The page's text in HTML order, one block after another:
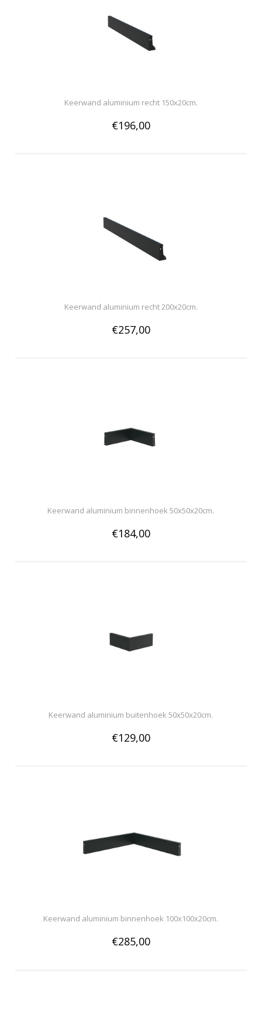
Keerwand aluminium recht 150x20cm.
€196,00
Keerwand aluminium recht 200x20cm.
€257,00
Keerwand aluminium binnenhoek 50x50x20cm.
€184,00
Keerwand aluminium buitenhoek 50x50x20cm.
€129,00
Keerwand aluminium binnenhoek 100x100x20cm.
€285,00